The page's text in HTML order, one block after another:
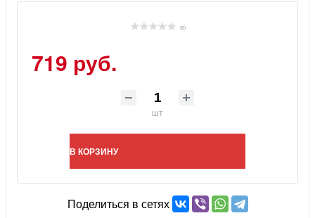
(0)
719 руб.
шт
В КОРЗИНУ
Поделиться в сетях